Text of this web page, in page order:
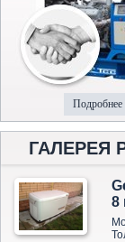
Подробнее
ГАЛЕРЕЯ
8